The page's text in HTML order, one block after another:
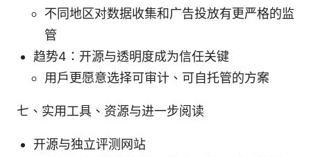
不同地区对数据收集和广告投放有更严格的监
管
趋势4：开源与透明度成为信任关键
用户更愿意选择可审计、可自托管的方案
七、实用工具、资源与进一步阅读
开源与独立评测网站